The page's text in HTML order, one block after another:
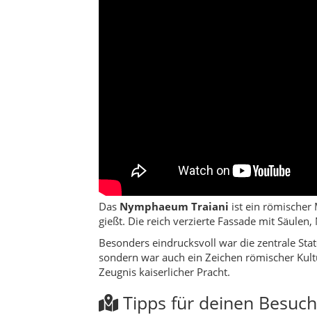
Das Nymphaeum Traiani ist ein römischer
gießt. Die reich verzierte Fassade mit
Besonders eindrucksvoll war die zentrale
sondern war auch ein Zeichen römischer
Zeugnis kaiserlicher Pracht.
Tipps für deinen Besuch